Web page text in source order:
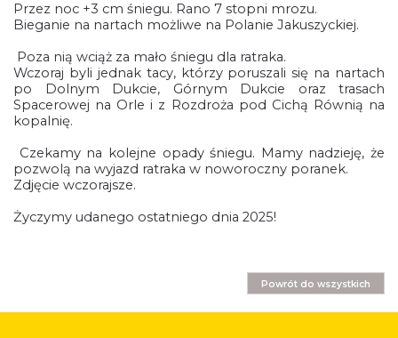
Przez noc +3 cm śniegu. Rano 7 stopni mrozu.
Bieganie na nartach możliwe na Polanie Jakuszyckiej.
Poza nią wciąż za mało śniegu dla ratraka.
Wczoraj byli jednak tacy, którzy poruszali się na nartach
po Dolnym Dukcie, Górnym Dukcie oraz trasach
Spacerowej na Orle i z Rozdroża pod Cichą Równią na
kopalnię.
Czekamy na kolejne opady śniegu. Mamy nadzieję, że
pozwolą na wyjazd ratraka w noworoczny poranek.
Zdjęcie wczorajsze.
Życzymy udanego ostatniego dnia 2025!
Powrót do wszystkich